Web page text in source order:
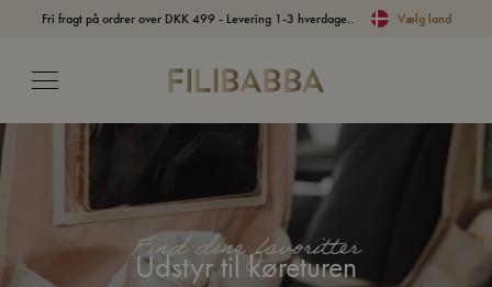
Fri fragt på ordrer over DKK 499 - Levering 1-3 hverdage.. Vælg land
Find dine favoritter
Udstyr til køreturen